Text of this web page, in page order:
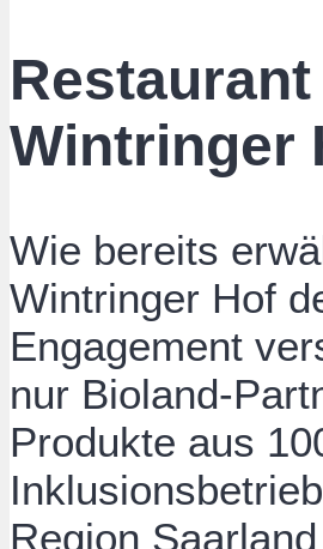
Wintringer
Wie bereits
Wintringer Hof
Engagement
nur Bioland-
Produkte aus
Region